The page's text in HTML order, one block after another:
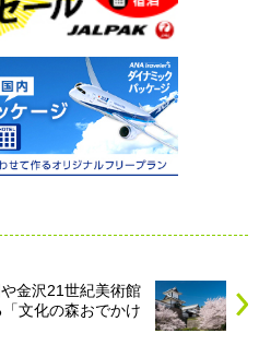
金沢21世紀美術館
文化の森おでかけ